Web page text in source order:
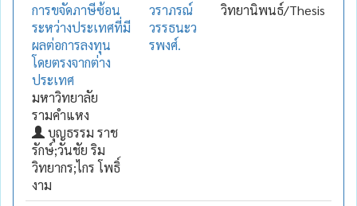
การขจัดภาษีซ้อน
ระหว่างประเทศที่มี
ผลต่อการลงทุน
โดยตรงจากต่าง
ประเทศ
มหาวิทยาลัย
รามคำแหง
บุญธรรม ราช
รักษ์;วันชัย ริม
วิทยากร;ไกร โพธิ์
งาม
วราภรณ์
วรรธนะว
รพงศ์.
วิทยานิพนธ์/Thesis